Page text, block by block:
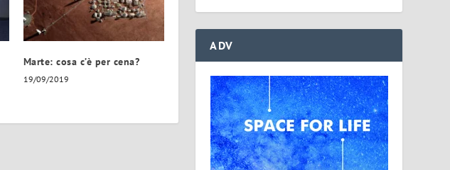
Marte: cosa c’è per cena?
19/09/2019
ADV